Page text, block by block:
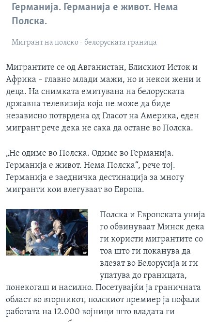
Германија. Германија е живот. Нема
Полска.
Мигрант на полско - белоруската граница
Мигрантите се од Авганистан, Блискиот Исток и
Африка – главно млади мажи, но и некои жени и
деца. На снимката емитувана на белоруската
државна телевизија која не може да биде
независно потврдена од Гласот на Америка, еден
мигрант рече дека не сака да остане во Полска.
„Не одиме во Полска. Одиме во Германија.
Германија е живот. Нема Полска“, рече тој.
Германија е заедничка дестинација за многу
мигранти кои влегуваат во Европа.
Полска и Европската унија
го обвинуваат Минск дека
ги користи мигрантите со
тоа што ги поканува да
влезат во Белорусија и ги
упатува до границата,
понекогаш и насилно. Посетувајќи ја граничната
област во вторникот, полскиот премиер ја пофали
работата на 12.000 војници што владата ги